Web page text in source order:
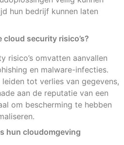
hun bedrijf kunnen laten
security risico’s?
risico’s omvatten aanvallen
en malware-infecties.
tot verlies van gegevens,
aan de reputatie van een
om bescherming te hebben
hun cloudomgeving